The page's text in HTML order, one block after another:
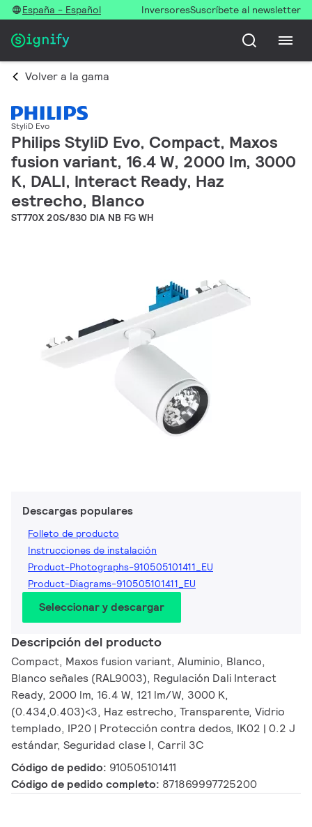
España - Español InversoresSuscríbete al newsletter
Volver a la gama
StyliD Evo
Philips StyliD Evo, Compact, Maxos
fusion variant, 16.4 W, 2000 lm, 3000
K, DALI, Interact Ready, Haz
estrecho, Blanco
ST770X 20S/830 DIA NB FG WH
Descargas populares
Folleto de producto
Instrucciones de instalación
Product-Photographs-910505101411_EU
Product-Diagrams-910505101411_EU
Seleccionar y descargar
Descripción del producto
Compact, Maxos fusion variant, Aluminio, Blanco,
Blanco señales (RAL9003), Regulación Dali Interact
Ready, 2000 lm, 16.4 W, 121 lm/W, 3000 K,
(0.434,0.403)<3, Haz estrecho, Transparente, Vidrio
templado, IP20 | Protección contra dedos, IK02 | 0.2 J
estándar, Seguridad clase I, Carril 3C
Código de pedido: 910505101411
Código de pedido completo: 871869997725200